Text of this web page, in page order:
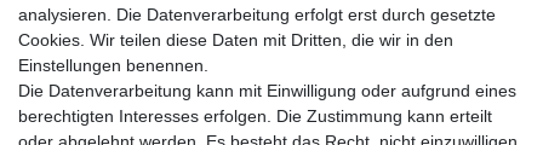
Versandkosten
analysieren. Die Datenverarbeitung erfolgt erst durch gesetzte
Cookies. Wir teilen diese Daten mit Dritten, die wir in den
Einstellungen benennen.
Die Datenverarbeitung kann mit Einwilligung oder aufgrund eines
berechtigten Interesses erfolgen. Die Zustimmung kann erteilt